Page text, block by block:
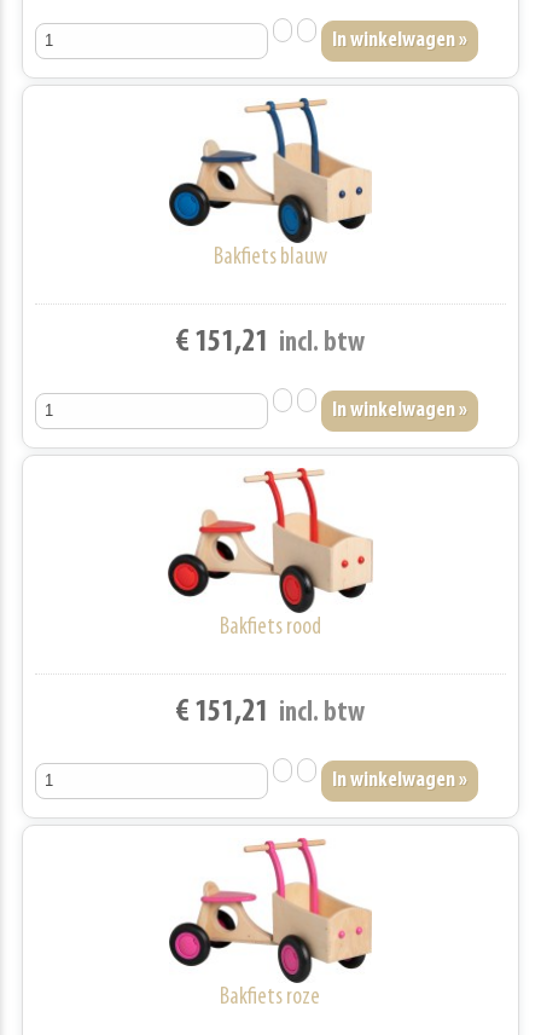
Bakfiets blauw
€ 151,21 incl. btw
Bakfiets rood
€ 151,21 incl. btw
Bakfiets roze